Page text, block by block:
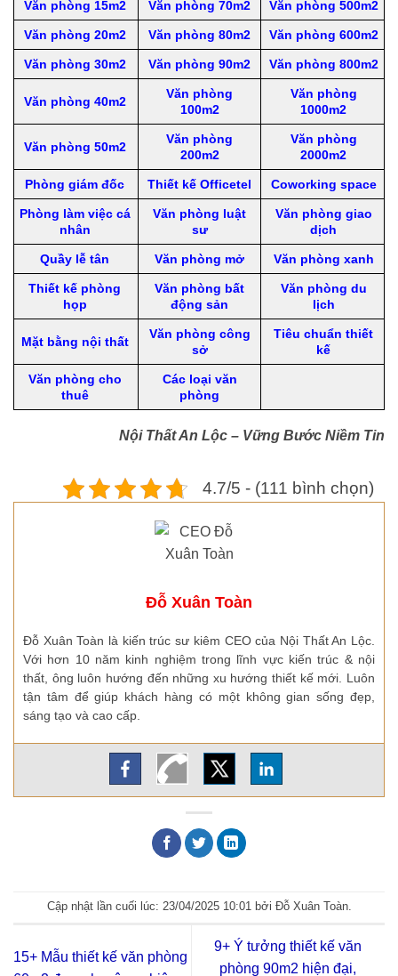
Văn phòng 15m2 Văn phòng 70m2 Văn phòng 500m2
Văn phòng 20m2 Văn phòng 80m2 Văn phòng 600m2
Văn phòng 30m2 Văn phòng 90m2 Văn phòng 800m2
Văn phòng 40m2
Văn phòng
100m2
Văn phòng
1000m2
Văn phòng 50m2
Văn phòng
200m2
Văn phòng
2000m2
Phòng giám đốc Thiết kế Officetel Coworking space
Phòng làm việc cá
nhân
Văn phòng luật
sư
Văn phòng giao
dịch
Quầy lễ tân Văn phòng mở Văn phòng xanh
Thiết kế phòng
họp
Văn phòng bất
động sản
Văn phòng du
lịch
Mặt bằng nội thất
Văn phòng công
sở
Tiêu chuẩn thiết
kế
Văn phòng cho
thuê
Các loại văn
phòng
Nội Thất An Lộc – Vững Bước Niềm Tin
4.7/5 - (111 bình chọn)
Đỗ Xuân Toàn
Đỗ Xuân Toàn là kiến trúc sư kiêm CEO của Nội Thất An Lộc.
Với hơn 10 năm kinh nghiệm trong lĩnh vực kiến trúc & nội
thất, ông luôn hướng đến những xu hướng thiết kế mới. Luôn
tận tâm để giúp khách hàng có một không gian sống đẹp,
sáng tạo và cao cấp.
Cập nhật lần cuối lúc: 23/04/2025 10:01 bởi Đỗ Xuân Toàn.
15+ Mẫu thiết kế văn phòng
9+ Ý tưởng thiết kế văn
phòng 90m2 hiện đại,